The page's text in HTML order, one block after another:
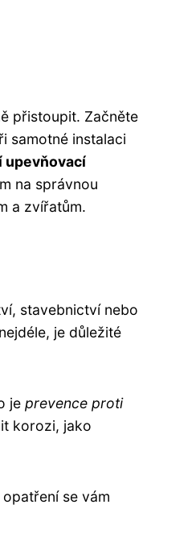
přistoupit. Začněte
samotné instalaci
upevňovací
na správnou
a zvířatům.
stavebnictví nebo
je důležité
je prevence proti
korozi, jako
se vám